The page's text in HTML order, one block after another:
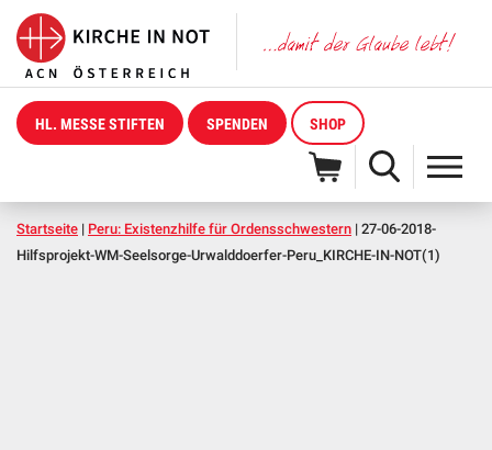
HL. MESSE STIFTEN SPENDEN SHOP
Startseite | Peru: Existenzhilfe für Ordensschwestern | 27-06-2018-
Hilfsprojekt-WM-Seelsorge-Urwalddoerfer-Peru_KIRCHE-IN-NOT(1)